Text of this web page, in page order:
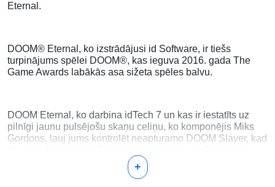
Eternal.
DOOM® Eternal, ko izstrādājusi id Software, ir tiešs
turpinājums spēlei DOOM®, kas ieguva 2016. gada The
Game Awards labākās asa sižeta spēles balvu.
DOOM Eternal, ko darbina idTech 7 un kas ir iestatīts uz
pilnīgi jaunu pulsējošu skaņu celiņu, ko komponējis Miks
Gordons, ļauj jums kontrolēt neapturamo DOOM Slayer, kad
dēmonus neticamā un vēl neredzētā veidā. pasaules.
+